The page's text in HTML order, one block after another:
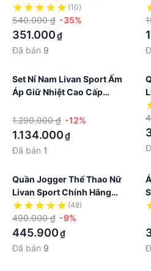
Motion Fit
(10)
540.000 ₫ -35%
351.000₫
Đã bán 9
Set Nỉ Nam Livan Sport Ấm
Áp Giữ Nhiệt Cao Cấp
1.290.000 ₫ -12%
1.134.000₫
Đã bán 1
Quần Jogger Thể Thao Nữ
Livan Sport Chính Hãng
Cao Cấp Co Giãn 4 Chiều
(48)
490.000 ₫ -9%
445.900₫
Đã bán 9